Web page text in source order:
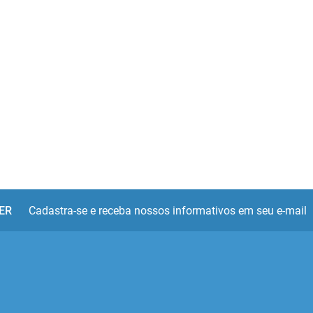
Cadastra-se e receba nossos informativos em seu e-mail